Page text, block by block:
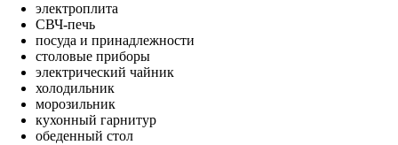
электроплита
СВЧ-печь
посуда и принадлежности
столовые приборы
электрический чайник
холодильник
морозильник
кухонный гарнитур
обеденный стол